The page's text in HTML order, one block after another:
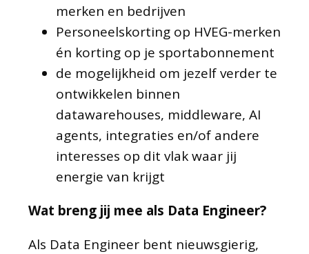
merken en bedrijven
Personeelskorting op HVEG-merken
én korting op je sportabonnement
de mogelijkheid om jezelf verder te
ontwikkelen binnen
datawarehouses, middleware, AI
agents, integraties en/of andere
interesses op dit vlak waar jij
energie van krijgt
Wat breng jij mee als Data Engineer?
Als Data Engineer bent nieuwsgierig,